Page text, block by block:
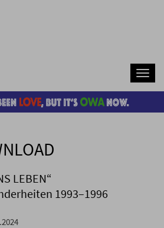
LEBEN“
1993–1996